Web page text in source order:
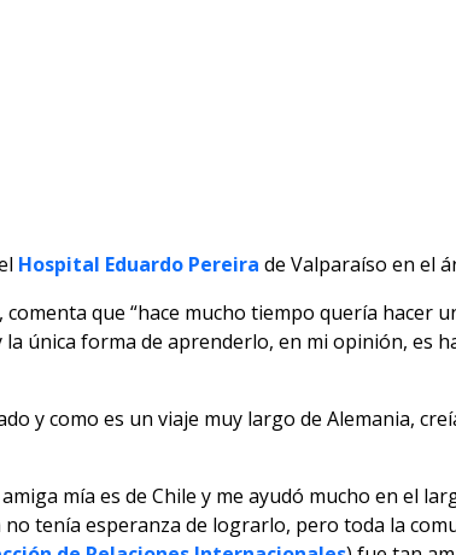
Hospital Eduardo Pereira de Valparaíso en el
comenta que “hace mucho tiempo quería hacer
única forma de aprenderlo, en mi opinión, es
y como es un viaje muy largo de Alemania,
mía es de Chile y me ayudó mucho en el
tenía esperanza de lograrlo, pero toda la